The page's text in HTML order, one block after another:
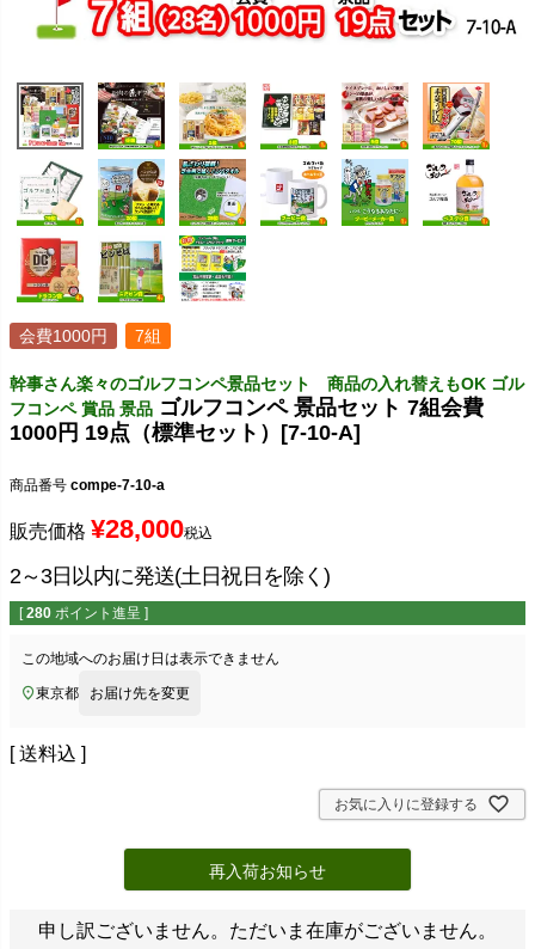
会費1000円 7組
幹事さん楽々のゴルフコンペ景品セット 商品の入れ替えもOK ゴル
フコンペ 賞品 景品 ゴルフコンペ 景品セット 7組会費
1000円 19点（標準セット）[7-10-A]
商品番号 compe-7-10-a
販売価格 ¥28,000税込
2～3日以内に発送(土日祝日を除く)
[ 280 ポイント進呈 ]
この地域へのお届け日は表示できません
東京都 お届け先を変更
送料込
お気に入りに登録する
再入荷お知らせ
申し訳ございません。ただいま在庫がございません。